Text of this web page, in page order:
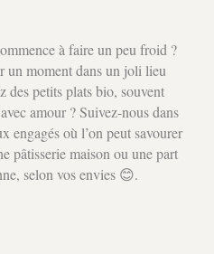
à faire un peu froid ?
un moment dans un joli lieu
des petits plats bio, souvent
amour ? Suivez-nous dans
engagés où l’on peut savourer
pâtisserie maison ou une part
selon vos envies 😊.